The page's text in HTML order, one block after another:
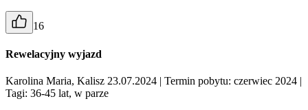
16
Rewelacyjny wyjazd
Karolina Maria, Kalisz 23.07.2024 | Termin pobytu: czerwiec 2024 |
Tagi: 36-45 lat, w parze